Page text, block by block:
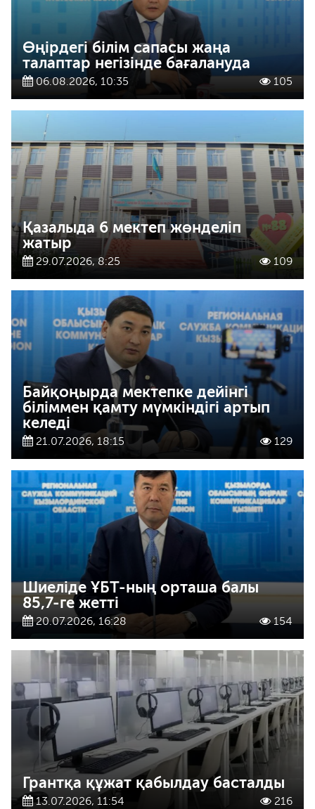
Өңірдегі білім сапасы жаңа
талаптар негізінде бағалануда
06.08.2026, 10:35 105
Қазалыда 6 мектеп жөнделіп
жатыр
29.07.2026, 8:25 109
Байқоңырда мектепке дейінгі
біліммен қамту мүмкіндігі артып
келеді
21.07.2026, 18:15 129
Шиеліде ҰБТ-ның орташа балы
85,7-ге жетті
20.07.2026, 16:28 154
Грантқа құжат қабылдау басталды
13.07.2026, 11:54 216